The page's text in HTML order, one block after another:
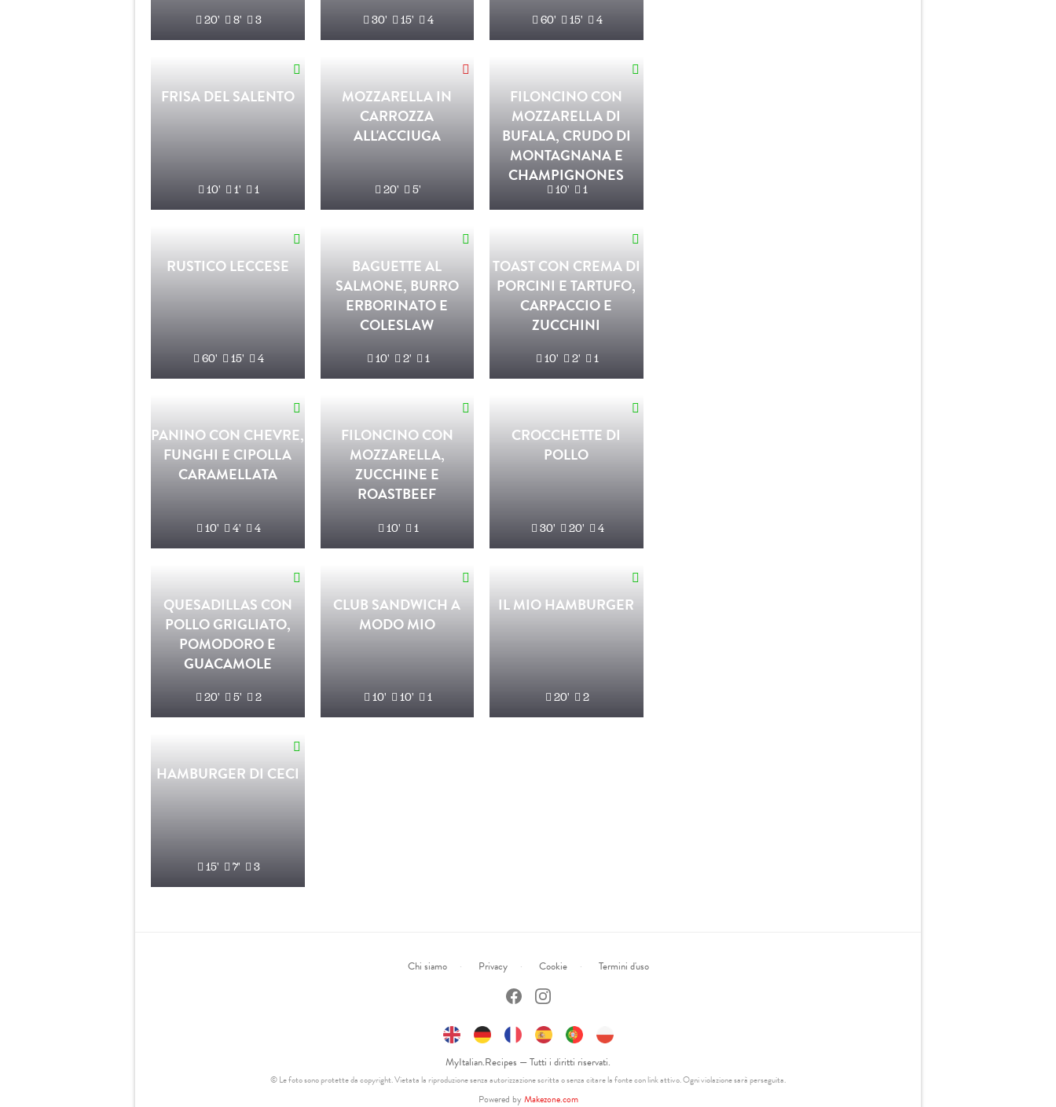
20' 8' 3 30' 15' 4 60' 15' 4
FRISA DEL SALENTO
10' 1' 1
MOZZARELLA IN
CARROZZA
ALL'ACCIUGA
20' 5'
FILONCINO CON
MOZZARELLA DI
BUFALA, CRUDO DI
MONTAGNANA E
CHAMPIGNONES
10' 1
RUSTICO LECCESE
60' 15' 4
BAGUETTE AL
SALMONE, BURRO
ERBORINATO E
COLESLAW
10' 2' 1
TOAST CON CREMA DI
PORCINI E TARTUFO,
CARPACCIO E
ZUCCHINI
10' 2' 1
PANINO CON CHEVRE,
FUNGHI E CIPOLLA
CARAMELLATA
10' 4' 4
FILONCINO CON
MOZZARELLA,
ZUCCHINE E
ROASTBEEF
10' 1
CROCCHETTE DI
POLLO
30' 20' 4
QUESADILLAS CON
POLLO GRIGLIATO,
POMODORO E
GUACAMOLE
20' 5' 2
CLUB SANDWICH A
MODO MIO
10' 10' 1
IL MIO HAMBURGER
20' 2
HAMBURGER DI CECI
15' 7' 3
Chi siamo Privacy Cookie Termini d'uso
MyItalian.Recipes — Tutti i diritti riservati.
© Le foto sono protette da copyright. Vietata la riproduzione senza autorizzazione scritta o senza citare la fonte con link attivo. Ogni violazione sarà perseguita.
Powered byMakezone.com